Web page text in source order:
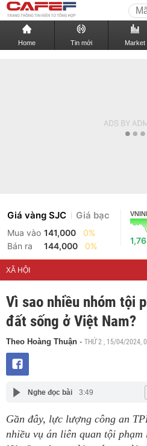
Home Tin mới Market
Giá vàng SJC Giá bạc
Mua vào 141,000
0%
Bán ra
144,000 0%
XÃ HỘI
Vì sao nhiều nhóm tội
đất sống ở Việt Nam?
Theo Hoàng Thuận - THỨ 2 , 15/04/2024,
Nghe đọc bài 3:49
Gần đây, lực lượng công an
nhiều vụ án liên quan tội